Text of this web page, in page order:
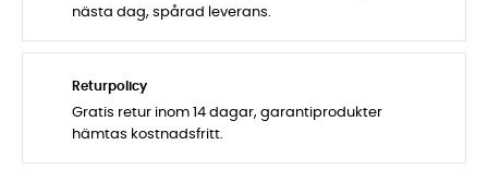
nästa dag, spårad leverans.
Returpolicy
Gratis retur inom 14 dagar, garantiprodukter
hämtas kostnadsfritt.